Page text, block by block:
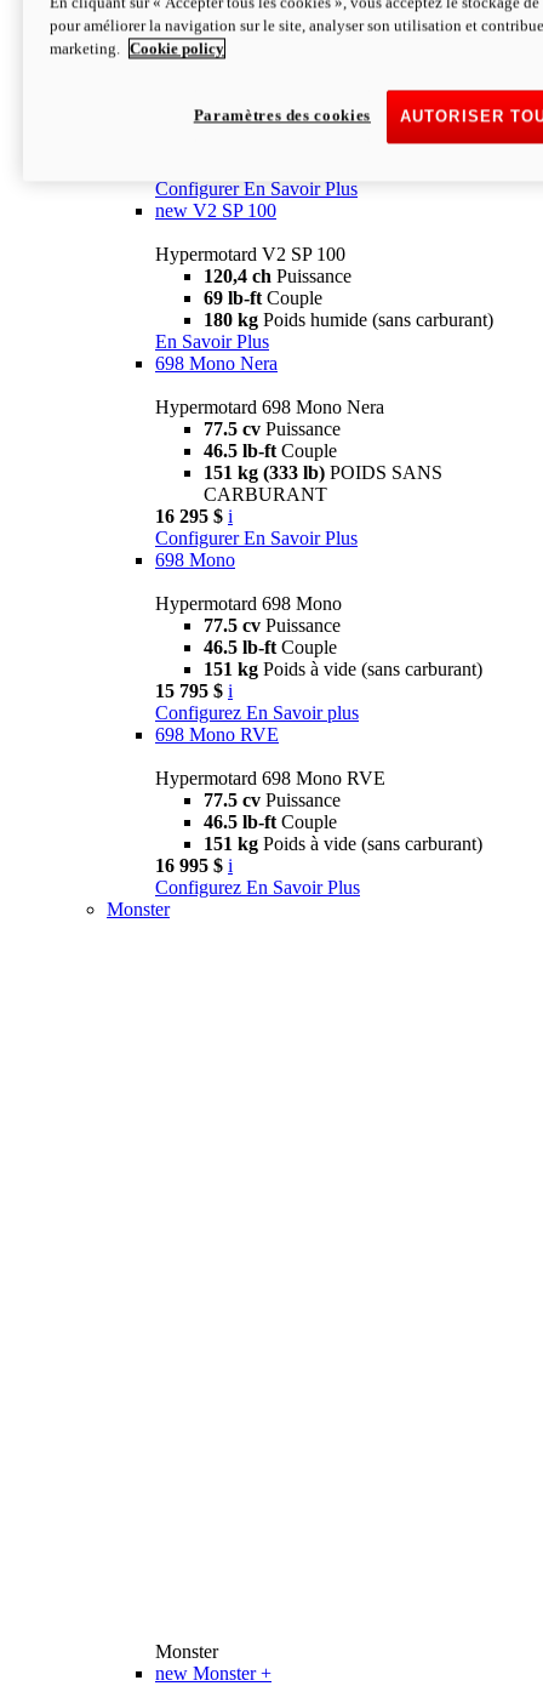
Configurer En Savoir Plus
newV2 SP
69 lb-ftCouple
Poids humide (sans carburant)
Configurer En Savoir Plus
new V2 SP 100
Hypermotard V2 SP 100
120,4 ch Puissance
69 lb-ft Couple
180 kg Poids humide (sans carburant)
En Savoir Plus
698 Mono Nera
Hypermotard 698 Mono Nera
77.5 cv Puissance
46.5 lb-ft Couple
151 kg (333 lb) POIDS SANS
CARBURANT
16 295 $ i
Configurer En Savoir Plus
698 Mono
Hypermotard 698 Mono
77.5 cv Puissance
46.5 lb-ft Couple
151 kg Poids à vide (sans carburant)
15 795 $ i
Configurez En Savoir plus
698 Mono RVE
Hypermotard 698 Mono RVE
77.5 cv Puissance
46.5 lb-ft Couple
151 kg Poids à vide (sans carburant)
16 995 $ i
Configurez En Savoir Plus
Monster
Monster
new Monster +
pour améliorer la navigation sur le site, analyser son utilisation et
marketing.
Cookie policy
AUTORISER
Paramètres des cookies